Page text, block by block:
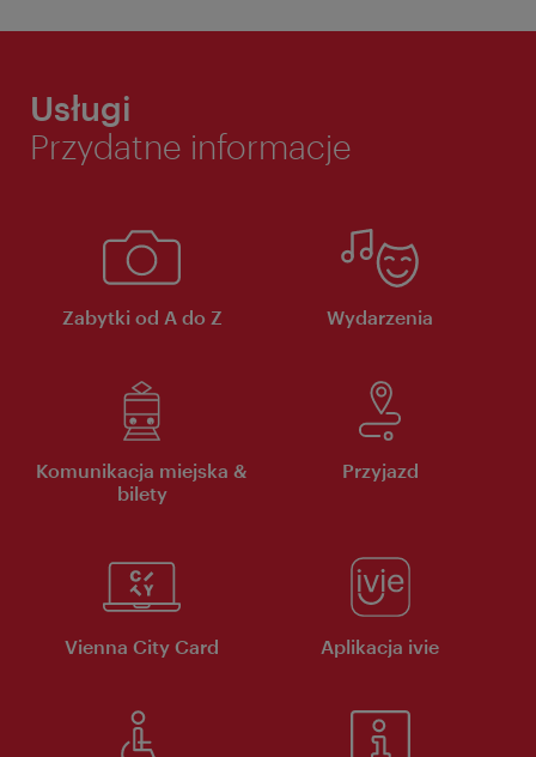
Usługi
Przydatne informacje
Zabytki od A do Z Wydarzenia
Komunikacja miejska &
bilety
Przyjazd
Vienna City Card Aplikacja ivie